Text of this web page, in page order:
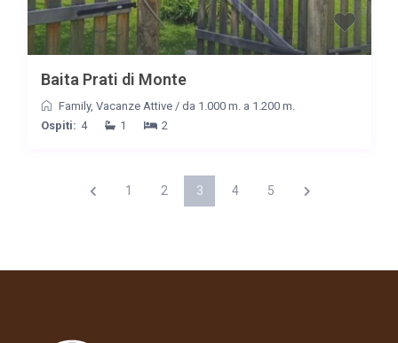
Baita Prati di Monte
Family, Vacanze Attive/ da 1.000 m. a 1.200 m.
Ospiti: 4 1 2
1 2 3 4 5